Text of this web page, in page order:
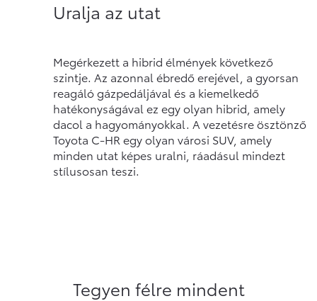
Uralja az utat
Megérkezett a hibrid élmények következő
szintje. Az azonnal ébredő erejével, a gyorsan
reagáló gázpedáljával és a kiemelkedő
hatékonyságával ez egy olyan hibrid, amely
dacol a hagyományokkal. A vezetésre ösztönző
Toyota C-HR egy olyan városi SUV, amely
minden utat képes uralni, ráadásul mindezt
stílusosan teszi.
Tegyen félre mindent